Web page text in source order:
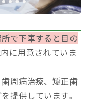
で下車すると目の
に用意されていま
周病治療、矯正歯
提供しています。